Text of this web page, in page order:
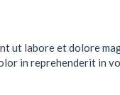
labore et dolore
in reprehenderit in